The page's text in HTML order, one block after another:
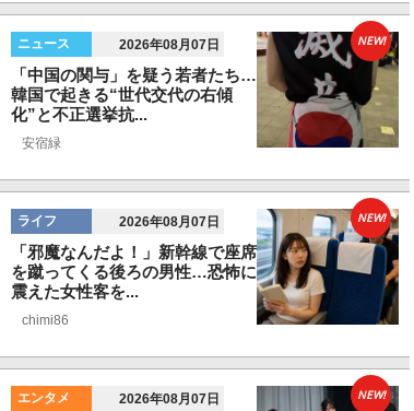
ニュース 2026年08月07日
「中国の関与」を疑う若者たち…
韓国で起きる“世代交代の右傾
化”と不正選挙抗...
安宿緑
NEW!
ライフ 2026年08月07日
「邪魔なんだよ！」新幹線で座席
を蹴ってくる後ろの男性…恐怖に
震えた女性客を...
chimi86
NEW!
エンタメ 2026年08月07日 NEW!